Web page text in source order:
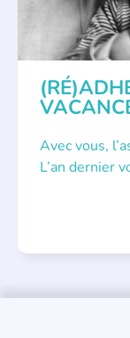
Avec vous,
L’an dernier